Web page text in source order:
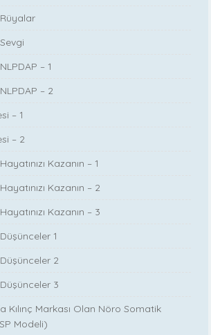
– 1
– 2
– 1
– 2
Kazanın – 1
Kazanın – 2
Kazanın – 3
1
2
3
Kılınç Markası Olan Nöro Somatik
Modeli)